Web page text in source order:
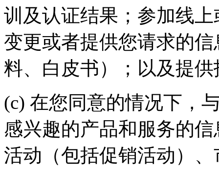
训及认证结果；参加线
变更或者提供您请求的
料、白皮书）；以及提
(c) 在您同意的情况下
感兴趣的产品和服务的
活动（包括促销活动）